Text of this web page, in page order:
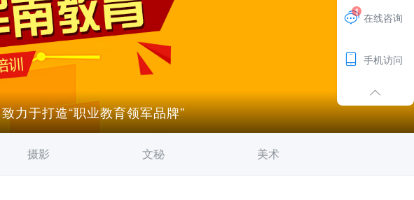
力于打造“职业教育领军品牌”
摄影 文秘 美术

1 在线咨询
 手机访问